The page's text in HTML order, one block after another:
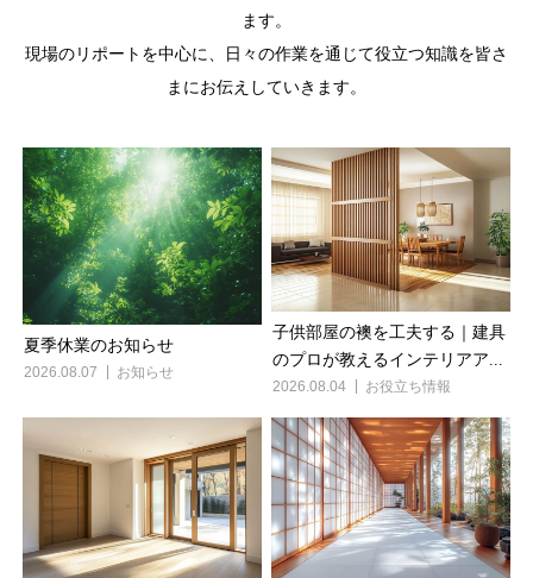
ます。
現場のリポートを中心に、日々の作業を通じて役立つ知識を皆さ
まにお伝えしていきます。
夏季休業のお知らせ
2026.08.07 お知らせ
子供部屋の襖を工夫する｜建具
のプロが教えるインテリアア...
2026.08.04 お役立ち情報